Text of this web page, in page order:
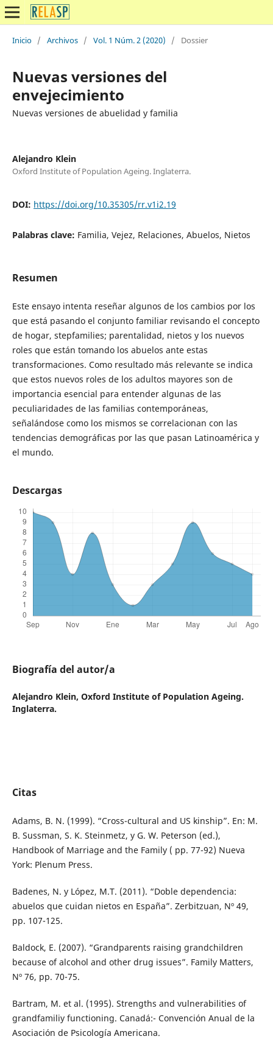
Inicio / Archivos / Vol. 1 Núm. 2 (2020) / Dossier
Nuevas versiones del
envejecimiento
Nuevas versiones de abuelidad y familia
Alejandro Klein
Oxford Institute of Population Ageing. Inglaterra.
DOI: https://doi.org/10.35305/rr.v1i2.19
Palabras clave: Familia, Vejez, Relaciones, Abuelos, Nietos
Resumen
Este ensayo intenta reseñar algunos de los cambios por los
que está pasando el conjunto familiar revisando el concepto
de hogar, stepfamilies; parentalidad, nietos y los nuevos
roles que están tomando los abuelos ante estas
transformaciones. Como resultado más relevante se indica
que estos nuevos roles de los adultos mayores son de
importancia esencial para entender algunas de las
peculiaridades de las familias contemporáneas,
señalándose como los mismos se correlacionan con las
tendencias demográficas por las que pasan Latinoamérica y
el mundo.
Descargas
Biografía del autor/a
Alejandro Klein, Oxford Institute of Population Ageing.
Inglaterra.
Citas
Adams, B. N. (1999). “Cross-cultural and US kinship”. En: M.
B. Sussman, S. K. Steinmetz, y G. W. Peterson (ed.),
Handbook of Marriage and the Family ( pp. 77-92) Nueva
York: Plenum Press.
Badenes, N. y López, M.T. (2011). “Doble dependencia:
abuelos que cuidan nietos en España”. Zerbitzuan, Nº 49,
pp. 107-125.
Baldock, E. (2007). “Grandparents raising grandchildren
because of alcohol and other drug issues”. Family Matters,
Nº 76, pp. 70-75.
Bartram, M. et al. (1995). Strengths and vulnerabilities of
grandfamiliy functioning. Canadá:- Convención Anual de la
Asociación de Psicología Americana.